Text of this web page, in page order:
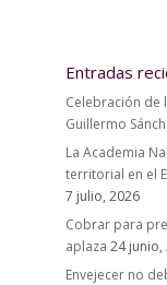
Entradas
Celebración de
Guillermo
La Academia
territorial en el
7 julio, 2026
Cobrar para
aplaza 24 junio,
Envejecer no